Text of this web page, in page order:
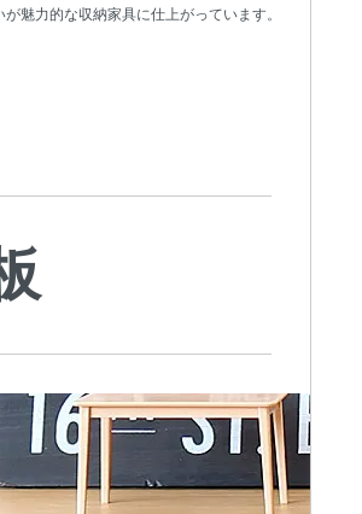
が魅力的な収納家具に仕上がっています。